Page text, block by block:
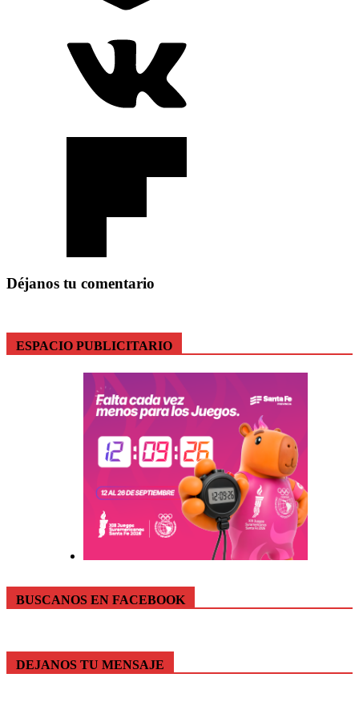
Déjanos tu comentario
ESPACIO PUBLICITARIO
BUSCANOS EN FACEBOOK
DEJANOS TU MENSAJE